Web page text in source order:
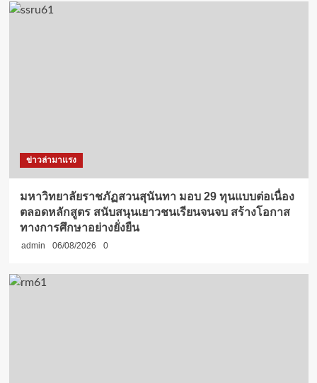
ข่าวล่ามาแรง
มหาวิทยาลัยราชภัฏสวนสุนันทา มอบ 29 ทุนแบบต่อเนื่อง
ตลอดหลักสูตร สนับสนุนเยาวชนเรียนจนจบ สร้างโอกาส
ทางการศึกษาอย่างยั่งยืน
admin 06/08/2026 0